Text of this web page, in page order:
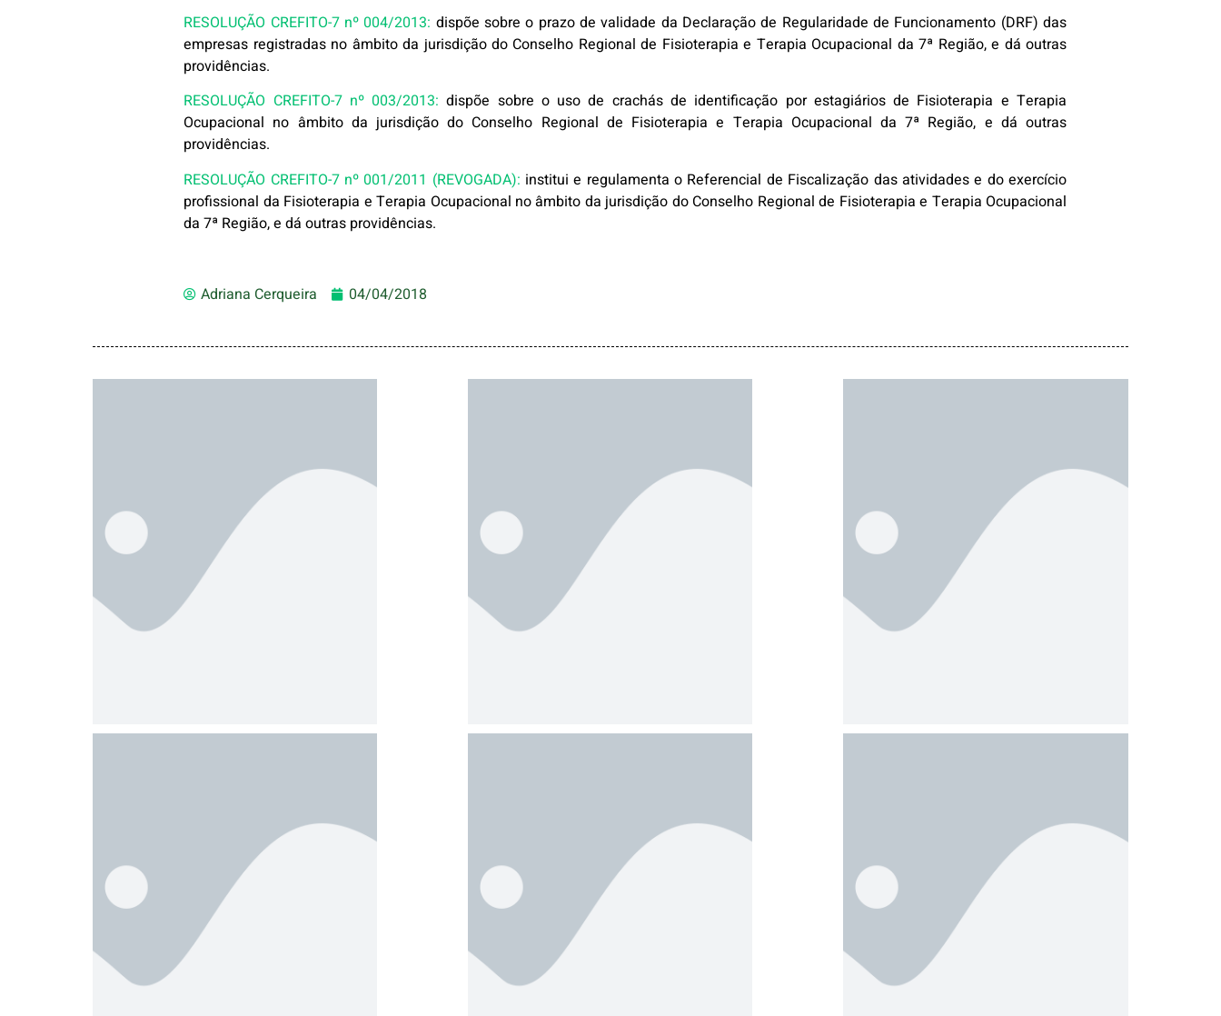
RESOLUÇÃO CREFITO-7 nº 004/2013: dispõe sobre o prazo de validade da Declaração de Regularidade de Funcionamento (DRF) das
empresas registradas no âmbito da jurisdição do Conselho Regional de Fisioterapia e Terapia Ocupacional da 7ª Região, e dá outras
providências.
RESOLUÇÃO CREFITO-7 nº 003/2013: dispõe sobre o uso de crachás de identificação por estagiários de Fisioterapia e Terapia
Ocupacional no âmbito da jurisdição do Conselho Regional de Fisioterapia e Terapia Ocupacional da 7ª Região, e dá outras
providências.
RESOLUÇÃO CREFITO-7 nº 001/2011 (REVOGADA): institui e regulamenta o Referencial de Fiscalização das atividades e do exercício
profissional da Fisioterapia e Terapia Ocupacional no âmbito da jurisdição do Conselho Regional de Fisioterapia e Terapia Ocupacional
da 7ª Região, e dá outras providências.
Adriana Cerqueira 04/04/2018
Segunda Via de
Cédula e/ou
Carteira
Profissional
Registro de
Especialidades
Profissionais
(Prova de Títulos)
Pessoa Jurídica –
Serviços e Vendas
(Clínicas, Cursos e
Vendas)
Licença
Temporária de
Trabalho – LTT
Isenção de
Pagamento de
Anuidade
Consultório –
Registro, Alteração
e Baixa